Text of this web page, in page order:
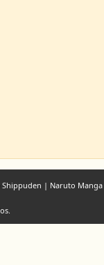
| Naruto Manga